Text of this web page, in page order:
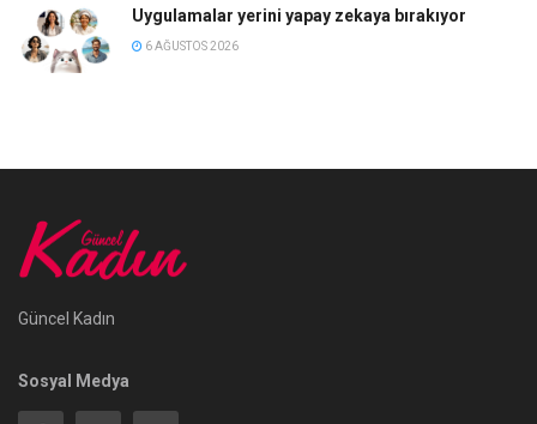
Uygulamalar yerini yapay zekaya bırakıyor
6 AĞUSTOS 2026
Güncel Kadın
Sosyal Medya